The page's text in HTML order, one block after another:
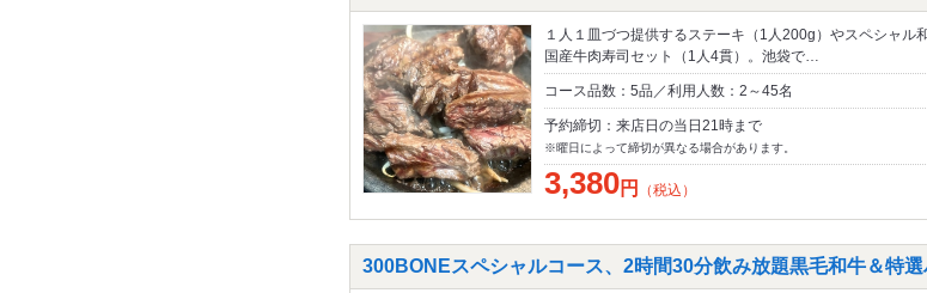
１人１皿づつ提供するステーキ（1人200g）やスペシャル
国産牛肉寿司セット（1人4貫）。池袋で…
コース品数：5品／利用人数：2～45名
予約締切：来店日の当日21時まで
※曜日によって締切が異なる場合があります。
3,380円 （税込）
300BONEスペシャルコース、2時間30分飲み放題黒毛和牛＆特